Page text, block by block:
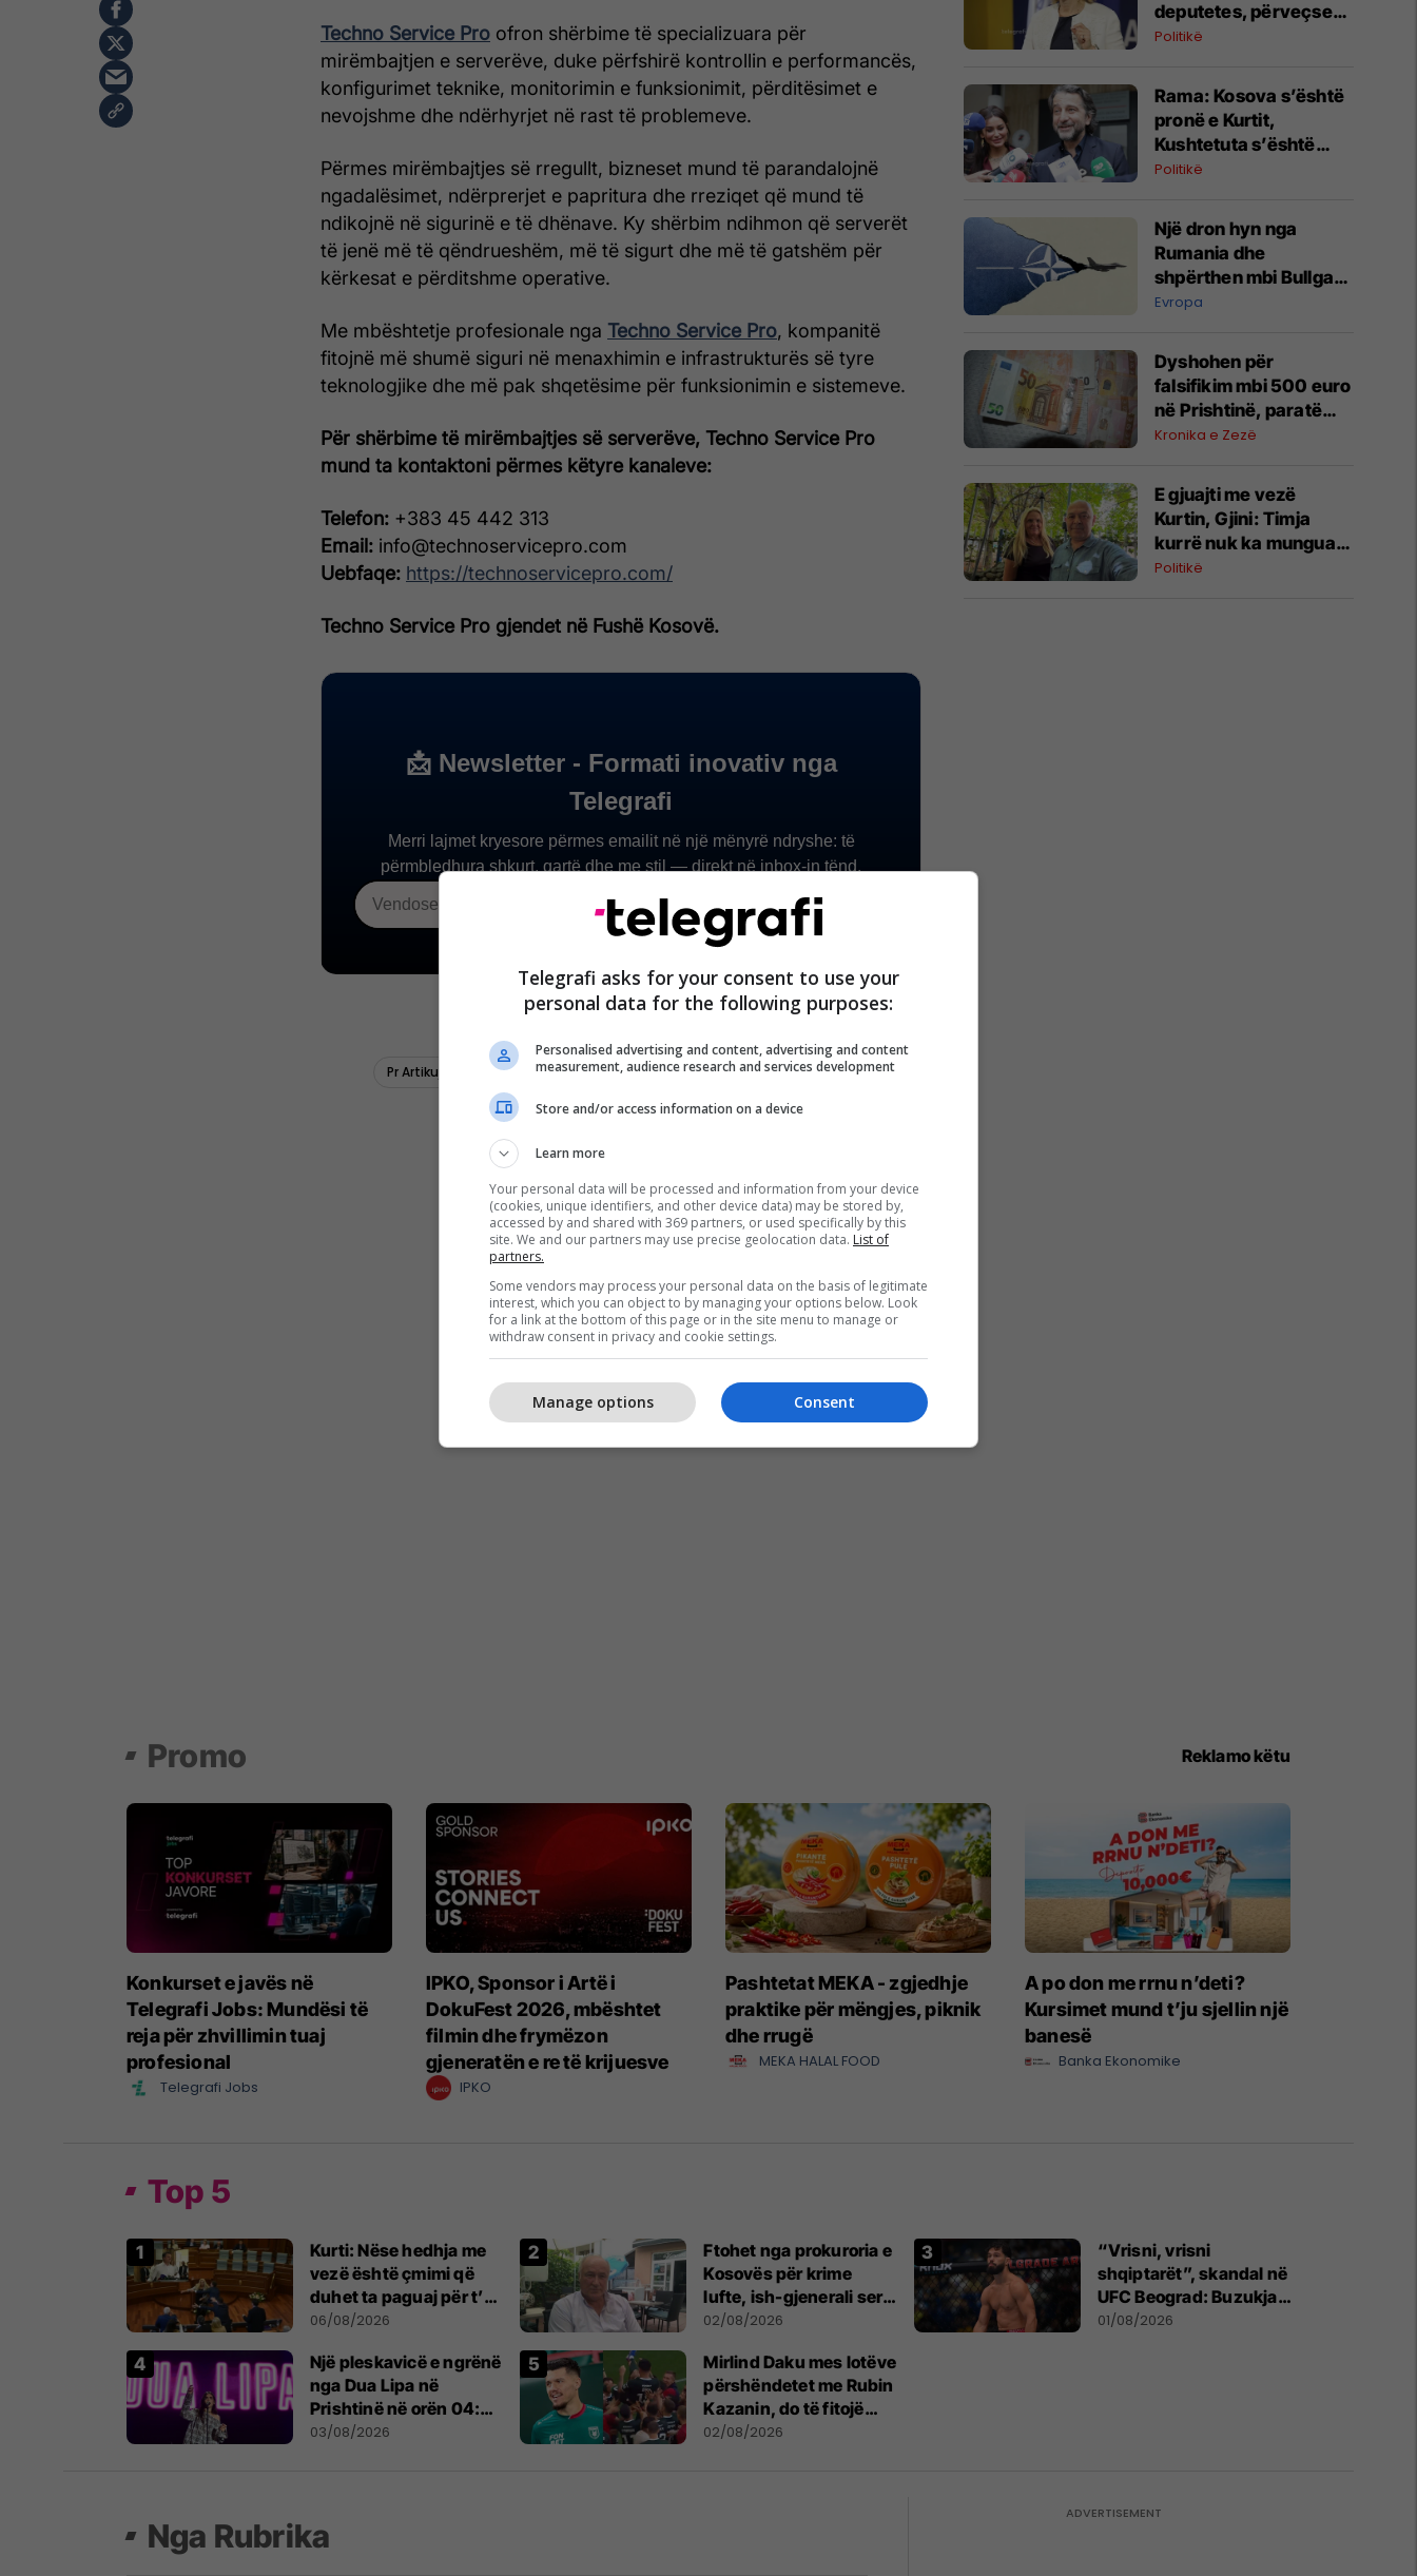
Techno Service Pro ofron shërbime të specializuara për
mirëmbajtjen e serverëve, duke përfshirë kontrollin e performancës,
konfigurimet teknike, monitorimin e funksionimit, përditësimet e
nevojshme dhe ndërhyrjet në rast të problemeve.
Përmes mirëmbajtjes së rregullt, bizneset mund të parandalojnë
ngadalësimet, ndërprerjet e papritura dhe rreziqet që mund të
ndikojnë në sigurinë e të dhënave. Ky shërbim ndihmon që serverët
të jenë më të qëndrueshëm, më të sigurt dhe më të gatshëm për
kërkesat e përditshme operative.
Me mbështetje profesionale nga Techno Service Pro, kompanitë
fitojnë më shumë siguri në menaxhimin e infrastrukturës së tyre
teknologjike dhe më pak shqetësime për funksionimin e sistemeve.
Për shërbime të mirëmbajtjes së serverëve, Techno Service Pro
mund ta kontaktoni përmes këtyre kanaleve:
Telefon: +383 45 442 313
Email: info@technoservicepro.com
Uebfaqe: https://technoservicepro.com/
Techno Service Pro gjendet në Fushë Kosovë.
deputetes, përveçse
uroj që të jetë qetësuar
reagon Kusari-Lila
Politikë
​Rama: Kosova s’është
pronë e Kurtit,
Kushtetuta s’është
mjet për manipulime
Politikë
Një dron hyn nga
Rumania dhe
shpërthen mbi Bullgari,
'alarm' në krahun
Evropa
Dyshohen për
falsifikim mbi 500 euro
në Prishtinë, paratë
sekuestrohen për
Kronika e Zezë
E gjuajti me vezë
Kurtin, ​Gjini: Timja
kurrë nuk ka munguar
për vendin
Politikë
Telegrafi asks for your consent to use your
personal data for the following purposes:
Personalised advertising and content, advertising and content
measurement, audience research and services development
Store and/or access information on a device
Learn more
Your personal data will be processed and information from your device
(cookies, unique identifiers, and other device data) may be stored by,
accessed by and shared with 369 partners, or used specifically by this
site. We and our partners may use precise geolocation data. List of
partners.
Some vendors may process your personal data on the basis of legitimate
interest, which you can object to by managing your options below. Look
for a link at the bottom of this page or in the site menu to manage or
withdraw consent in privacy and cookie settings.
Consent
Manage options